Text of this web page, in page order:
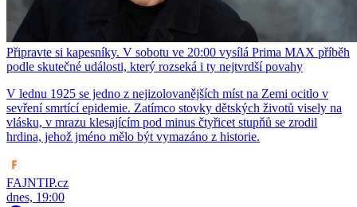
Připravte si kapesníky. V sobotu ve 20:00 vysílá Prima MAX příběh
podle skutečné události, který rozseká i ty nejtvrdší povahy
V lednu 1925 se jedno z nejizolovanějších míst na Zemi ocitlo v
sevření smrtící epidemie. Zatímco stovky dětských životů visely na
vlásku, v mrazu klesajícím pod minus čtyřicet stupňů se zrodil
hrdina, jehož jméno mělo být vymazáno z historie.
FAJNTIP.cz
dnes, 19:00